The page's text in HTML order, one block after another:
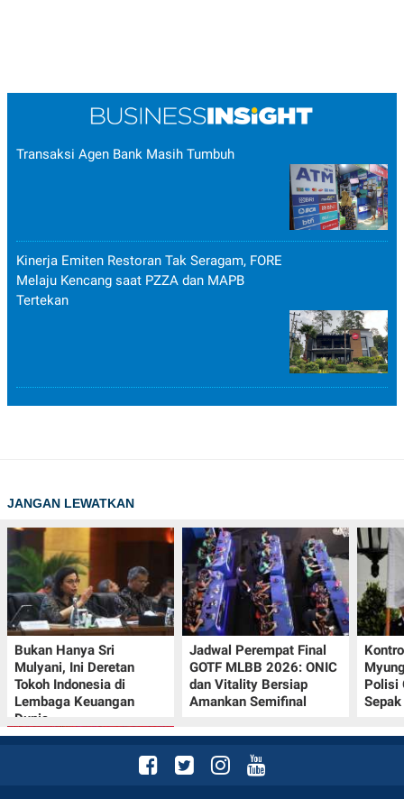
Transaksi Agen Bank Masih Tumbuh
Kinerja Emiten Restoran Tak Seragam, FORE
Melaju Kencang saat PZZA dan MAPB
Tertekan
JANGAN LEWATKAN
Bukan Hanya Sri
Mulyani, Ini Deretan
Tokoh Indonesia di
Lembaga Keuangan
Dunia
Jadwal Perempat Final
GOTF MLBB 2026: ONIC
dan Vitality Bersiap
Amankan Semifinal
Polisi